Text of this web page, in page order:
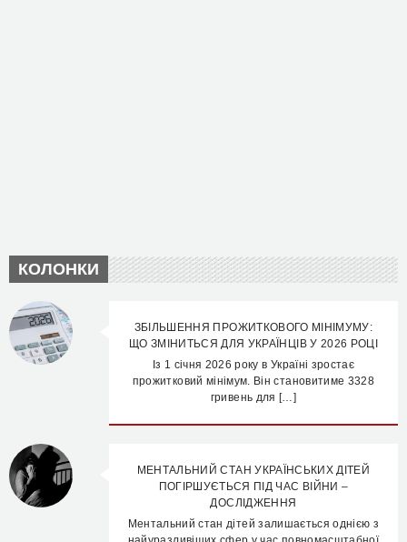
КОЛОНКИ
ЗБІЛЬШЕННЯ ПРОЖИТКОВОГО МІНІМУМУ:
ЩО ЗМІНИТЬСЯ ДЛЯ УКРАЇНЦІВ У 2026 РОЦІ
Із 1 січня 2026 року в Україні зростає
прожитковий мінімум. Він становитиме 3328
гривень для […]
МЕНТАЛЬНИЙ СТАН УКРАЇНСЬКИХ ДІТЕЙ
ПОГІРШУЄТЬСЯ ПІД ЧАС ВІЙНИ –
ДОСЛІДЖЕННЯ
Ментальний стан дітей залишається однією з